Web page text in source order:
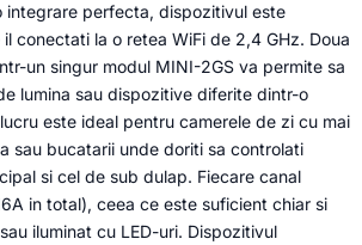
integrare perfecta, dispozitivul este
conectati la o retea WiFi de 2,4 GHz. Doua
un singur modul MINI-2GS va permite sa
lumina sau dispozitive diferite dintr-o
este ideal pentru camerele de zi cu mai
sau bucatarii unde doriti sa controlati
si cel de sub dulap. Fiecare canal
in total), ceea ce este suficient chiar si
iluminat cu LED-uri. Dispozitivul